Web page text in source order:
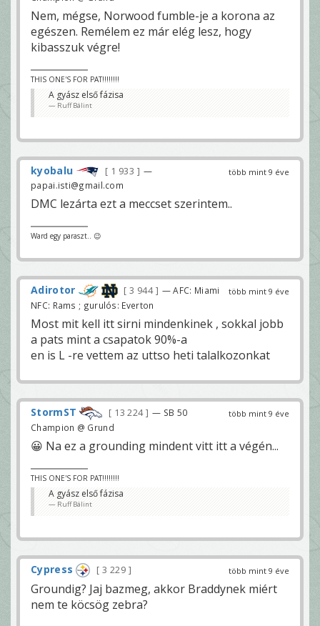
Nem, mégse, Norwood fumble-je a korona az
egészen. Remélem ez már elég lesz, hogy
kibasszuk végre!
THIS ONE'S FOR PAT!!!!!!!!
A gyász első fázisa
Ruff Bálint
több mint 9 éve
kyobalu 1 933
—
papai.isti@gmail.com
DMC lezárta ezt a meccset szerintem..
Ward egy paraszt.. 😉
több mint 9 éve
Adirotor 3 944
— AFC: Miami
NFC: Rams ; gurulós: Everton
Most mit kell itt sirni mindenkinek , sokkal jobb
a pats mint a csapatok 90%-a
en is L -re vettem az uttso heti talalkozonkat
több mint 9 éve
StormST 13 224
— SB 50
Champion @ Grund
😀 Na ez a grounding mindent vitt itt a végén...
THIS ONE'S FOR PAT!!!!!!!!
A gyász első fázisa
Ruff Bálint
több mint 9 éve
Cypress 3 229
Groundig? Jaj bazmeg, akkor Braddynek miért
nem te köcsög zebra?